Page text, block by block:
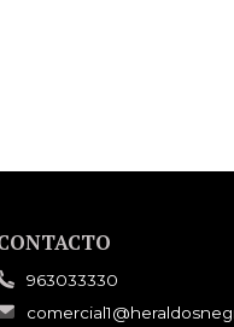
963033330